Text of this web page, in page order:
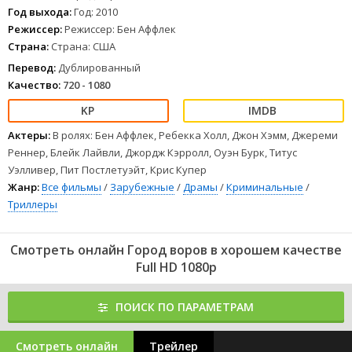
Год выхода:Год: 2010
Режиссер:Режиссер: Бен Аффлек
Страна: Страна: США
Перевод: Дублированный
Качество: 720 - 1080
Актеры:В ролях: Бен Аффлек, Ребекка Холл, Джон Хэмм, Джереми
Реннер, Блейк Лайвли, Джордж Кэрролл, Оуэн Бурк, Титус
Уэлливер, Пит Постлетуэйт, Крис Купер
Жанр:Все фильмы / Зарубежные /Драмы /Криминальные /
Триллеры
Смотреть онлайн Город воров в хорошем качестве
Full HD 1080p
ПОИСК ПО ПАРАМЕТРАМ
Смотреть онлайн Трейлер